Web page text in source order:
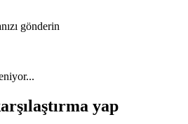
gönderin
yap